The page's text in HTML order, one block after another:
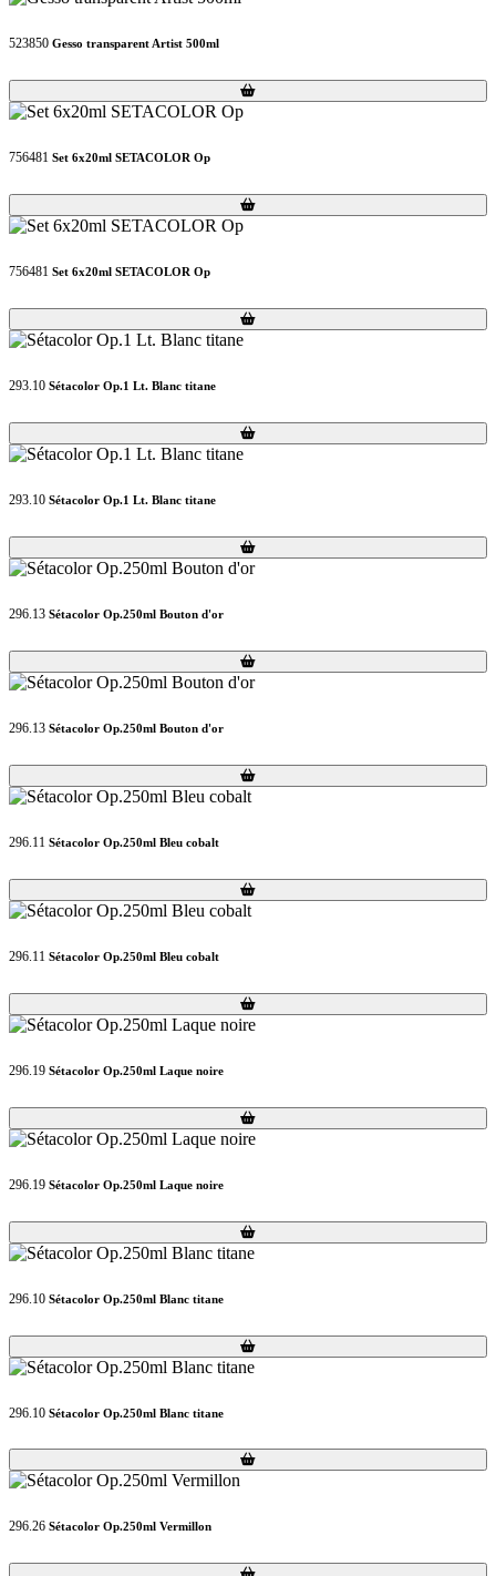
523850 Gesso transparent Artist 500ml
Loading...
Loading...
756481 Set 6x20ml SETACOLOR Op
Loading...
Loading...
756481 Set 6x20ml SETACOLOR Op
Loading...
Loading...
293.10 Sétacolor Op.1 Lt. Blanc titane
Loading...
Loading...
293.10 Sétacolor Op.1 Lt. Blanc titane
Loading...
Loading...
296.13 Sétacolor Op.250ml Bouton d'or
Loading...
Loading...
296.13 Sétacolor Op.250ml Bouton d'or
Loading...
Loading...
296.11 Sétacolor Op.250ml Bleu cobalt
Loading...
Loading...
296.11 Sétacolor Op.250ml Bleu cobalt
Loading...
Loading...
296.19 Sétacolor Op.250ml Laque noire
Loading...
Loading...
296.19 Sétacolor Op.250ml Laque noire
Loading...
Loading...
296.10 Sétacolor Op.250ml Blanc titane
Loading...
Loading...
296.10 Sétacolor Op.250ml Blanc titane
Loading...
Loading...
296.26 Sétacolor Op.250ml Vermillon
Loading...
Loading...